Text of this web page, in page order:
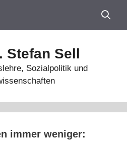
Stefan Sell
Sozialpolitik und
immer weniger: